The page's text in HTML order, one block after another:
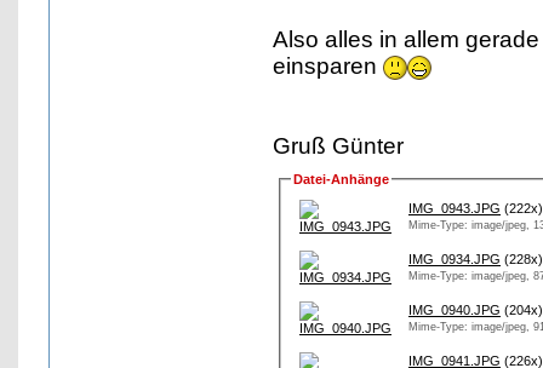
Also alles in allem
einsparen
Gruß Günter
Datei-Anhänge
IMG_0943.JPG (222x)
Mime-Type: image/jpeg,
IMG_0934.JPG (228x)
Mime-Type: image/jpeg,
IMG_0940.JPG (204x)
Mime-Type: image/jpeg,
IMG_0941.JPG (226x)